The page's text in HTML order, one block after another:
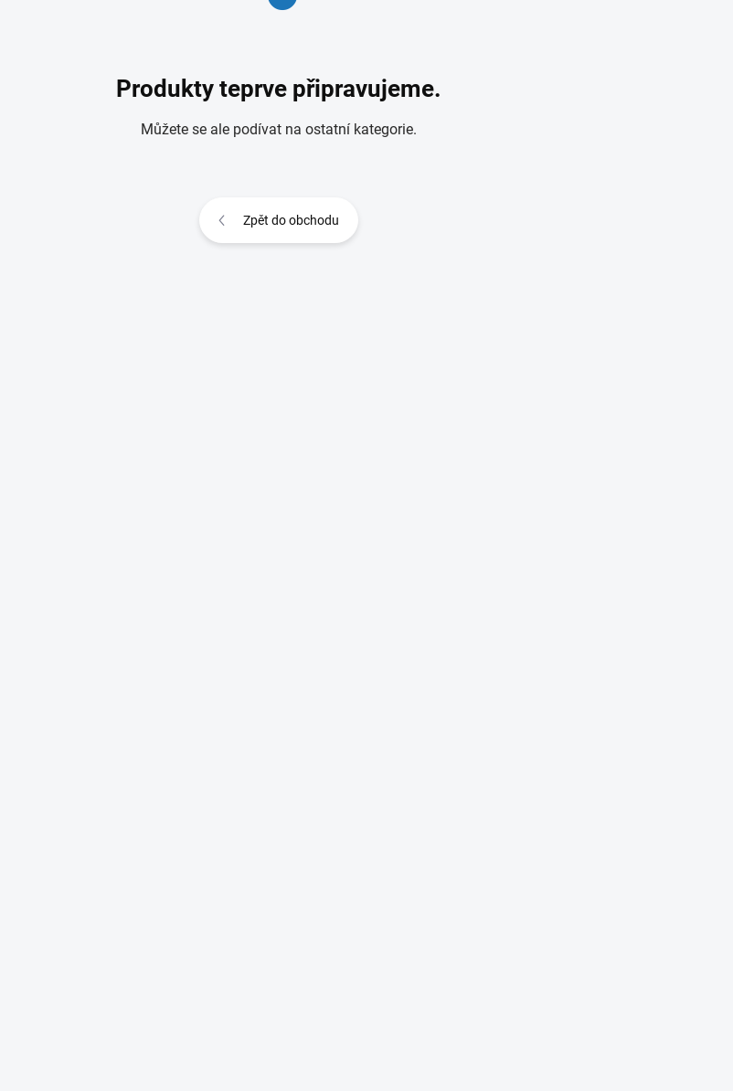
Produkty teprve připravujeme.
Můžete se ale podívat na ostatní kategorie.
Zpět do obchodu